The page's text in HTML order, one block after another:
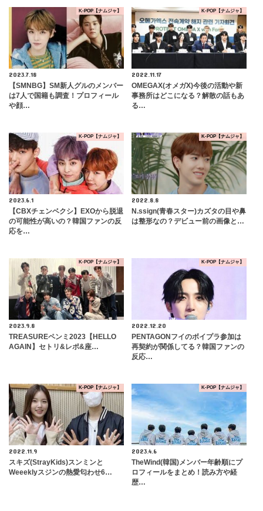
K-POP【ナムジャ】
2023.7.18
【SMNBG】SM新人グルのメンバー
は7人で国籍も調査！プロフィール
や顔…
K-POP【ナムジャ】
2022.11.17
OMEGAX(オメガX)今後の活動や新
事務所はどこになる？解散の話もあ
る…
K-POP【ナムジャ】
2023.6.1
【CBXチェンベクシ】EXOから脱退
の可能性が高いの？韓国ファンの反
応を…
K-POP【ナムジャ】
2022.8.8
N.ssign(青春スター)カズタの目や鼻
は整形なの？デビュー前の画像と…
K-POP【ナムジャ】
2023.9.8
TREASUREペンミ2023【HELLO
AGAIN】セトリ&レポ&座…
K-POP【ナムジャ】
2022.12.20
PENTAGONフイのボイプラ参加は
再契約が関係してる？韓国ファンの
反応…
K-POP【ナムジャ】
2022.11.9
スキズ(StrayKids)スンミンと
Weeeklyスジンの熱愛匂わせ6…
K-POP【ナムジャ】
2023.4.6
TheWind(韓国)メンバー年齢順にプ
ロフィールをまとめ！読み方や経
歴…